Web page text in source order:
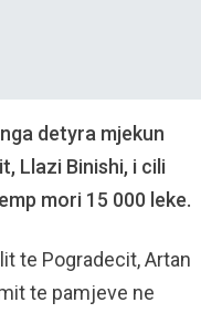
detyra mjekun
Llazi Binishi, i cili
mori 15 000 leke.
te Pogradecit, Artan
te pamjeve ne